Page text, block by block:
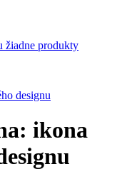
žiadne produkty
designu
ikona